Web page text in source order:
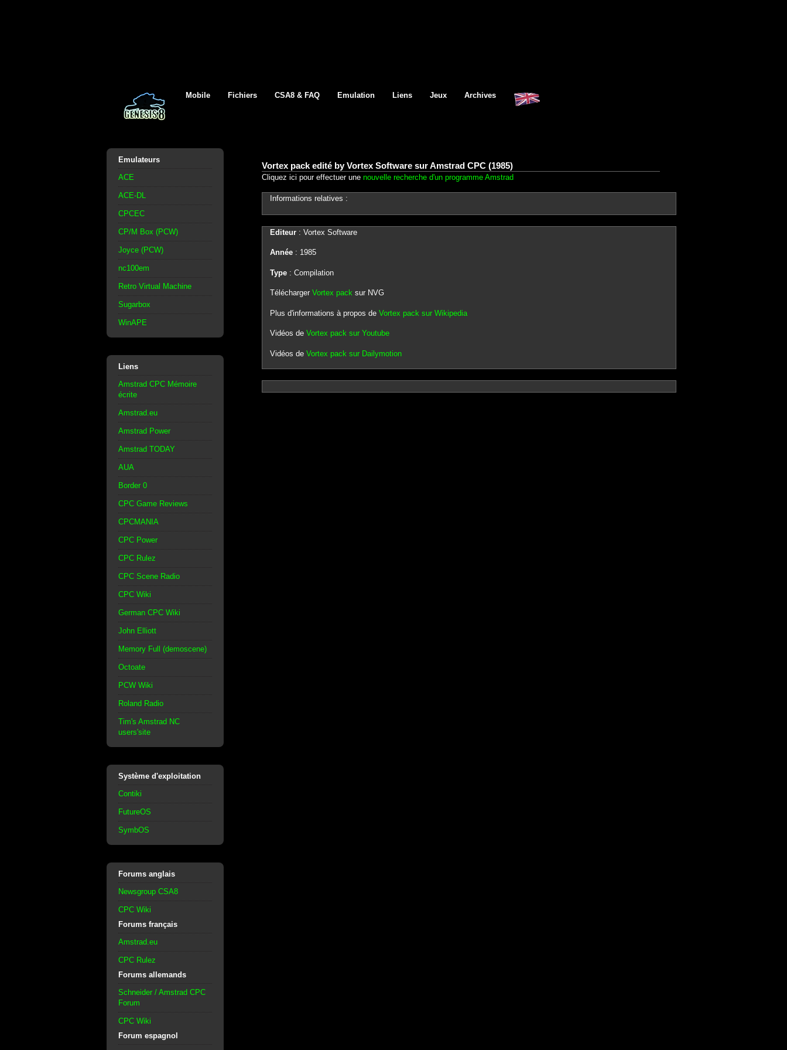
Mobile Fichiers CSA8 & FAQ Emulation Liens Jeux Archives
Emulateurs
ACE
ACE-DL
CPCEC
CP/M Box (PCW)
Joyce (PCW)
nc100em
Retro Virtual Machine
Sugarbox
WinAPE
Liens
Amstrad CPC Mémoire
écrite
Amstrad.eu
Amstrad Power
Amstrad TODAY
AUA
Border 0
CPC Game Reviews
CPCMANIA
CPC Power
CPC Rulez
CPC Scene Radio
CPC Wiki
German CPC Wiki
John Elliott
Memory Full (demoscene)
Octoate
PCW Wiki
Roland Radio
Tim's Amstrad NC
users'site
Système d'exploitation
Contiki
FutureOS
SymbOS
Forums anglais
Newsgroup CSA8
CPC Wiki
Forums français
Amstrad.eu
CPC Rulez
Forums allemands
Schneider / Amstrad CPC
Forum
CPC Wiki
Forum espagnol
Vortex pack edité by Vortex Software sur Amstrad CPC (1985)
Cliquez ici pour effectuer une nouvelle recherche d'un programme Amstrad
Informations relatives :
Editeur: Vortex Software
Année: 1985
Type: Compilation
Télécharger Vortex packsur NVG
Plus d'informations à propos de Vortex pack sur Wikipedia
Vidéos de Vortex pack sur Youtube
Vidéos de Vortex pack sur Dailymotion